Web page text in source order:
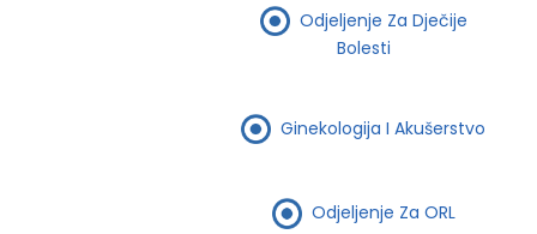
Odjeljenje Za Dječije
Bolesti
Ginekologija I Akušerstvo
Odjeljenje Za ORL